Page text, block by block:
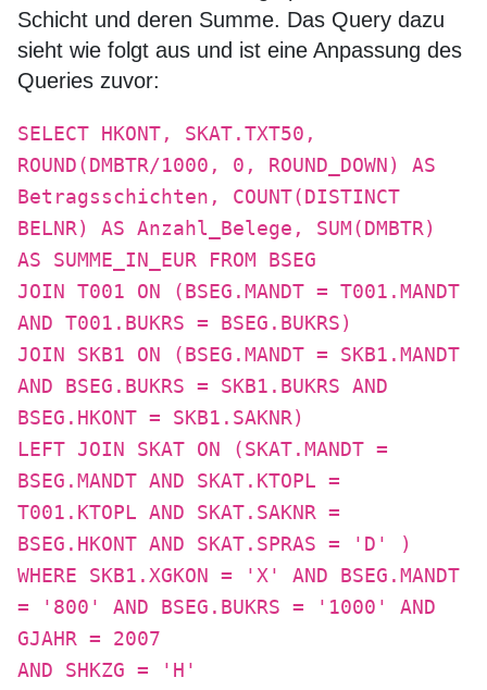
Schicht und deren Summe. Das Query dazu
sieht wie folgt aus und ist eine Anpassung des
Queries zuvor:
SELECT HKONT, SKAT.TXT50,
ROUND(DMBTR/1000, 0, ROUND_DOWN) AS
Betragsschichten, COUNT(DISTINCT
BELNR) AS Anzahl_Belege, SUM(DMBTR)
AS SUMME_IN_EUR FROM BSEG
JOIN T001 ON (BSEG.MANDT = T001.MANDT
AND T001.BUKRS = BSEG.BUKRS)
JOIN SKB1 ON (BSEG.MANDT = SKB1.MANDT
AND BSEG.BUKRS = SKB1.BUKRS AND
BSEG.HKONT = SKB1.SAKNR)
LEFT JOIN SKAT ON (SKAT.MANDT =
BSEG.MANDT AND SKAT.KTOPL =
T001.KTOPL AND SKAT.SAKNR =
BSEG.HKONT AND SKAT.SPRAS = 'D' )
WHERE SKB1.XGKON = 'X' AND BSEG.MANDT
= '800' AND BSEG.BUKRS = '1000' AND
GJAHR = 2007
AND SHKZG = 'H'